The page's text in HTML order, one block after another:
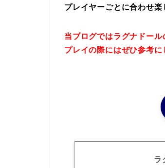
プレイヤーごとに合わせ楽
当ブログではラグナドール
プレイの際にはぜひ参考に
ラ